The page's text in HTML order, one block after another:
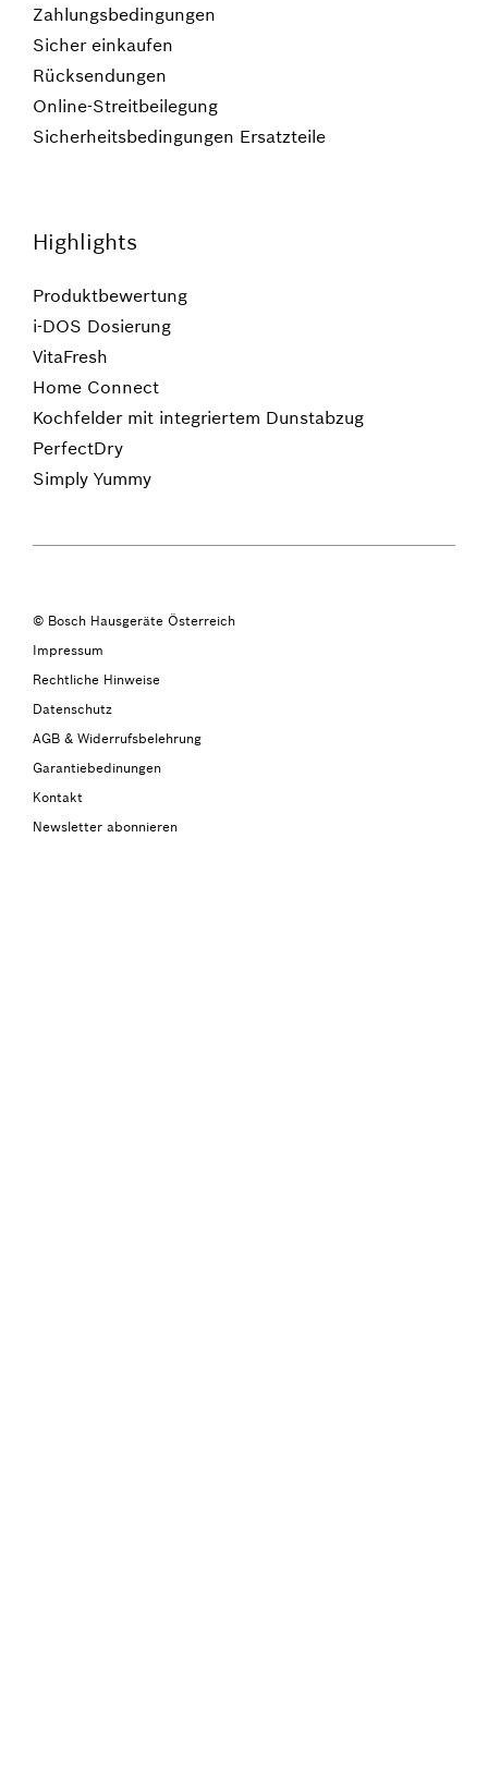
Zahlungsbedingungen
Sicher einkaufen
Rücksendungen
Online-Streitbeilegung
Sicherheitsbedingungen Ersatzteile
Highlights
Produktbewertung
i-DOS Dosierung
VitaFresh
Home Connect
Kochfelder mit integriertem Dunstabzug
PerfectDry
Simply Yummy
© Bosch Hausgeräte Österreich
Impressum
Rechtliche Hinweise
Datenschutz
AGB & Widerrufsbelehrung
Garantiebedinungen
Kontakt
Newsletter abonnieren